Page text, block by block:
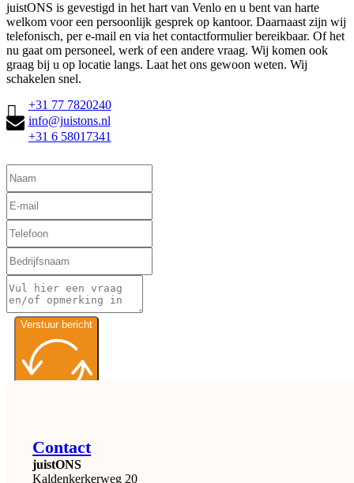
juistONS is gevestigd in het hart van Venlo en u bent van harte
welkom voor een persoonlijk gesprek op kantoor. Daarnaast zijn wij
telefonisch, per e-mail en via het contactformulier bereikbaar. Of het
nu gaat om personeel, werk of een andere vraag. Wij komen ook
graag bij u op locatie langs. Laat het ons gewoon weten. Wij
schakelen snel.
+31 77 7820240
info@juistons.nl
+31 6 58017341
Verstuur bericht
Contact
juistONS
Kaldenkerkerweg 20